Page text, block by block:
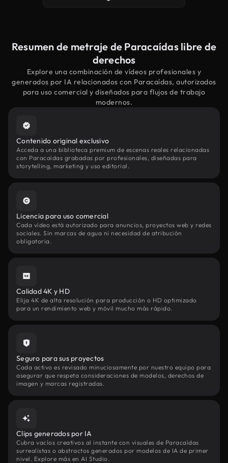
Resumen de metraje de Paracaídas libre de
derechos
Explore una combinación de vídeos profesionales y
generados por IA relacionados con Paracaídas, autorizados
para uso comercial y diseñados para flujos de trabajo
modernos.
Contenido original exclusivo
Acceda a una biblioteca premium de escenas reales relacionadas
con Paracaídas grabadas por profesionales, diseñadas para
storytelling, marketing y uso editorial.
Licencia para uso comercial
Cada vídeo está autorizado para anuncios, proyectos web y redes
sociales. Sin marcas de agua ni necesidad de atribución
obligatoria.
Calidad 4K y HD
Elija 4K de alta resolución para producción o HD optimizado
para un rendimiento web y móvil mucho más rápido.
Seguro para sus proyectos
Cada activo es revisado minuciosamente por nuestro equipo para
asegurar que respeta consideraciones de modelos, derechos de
imagen y marcas registradas.
Clips generados por IA
Cubra vacíos creativos al instante con visuales de Paracaídas
surrealistas o abstractos generados por modelos de IA de primer
nivel. Explore más en AI Studio.